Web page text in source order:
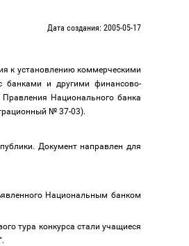
Дата создания: 2005-05-17
к установлению коммерческими
банками и другими финансово-
Национального банка
№ 37-03).
Документ направлен для
Национальным банком
тура конкурса стали учащиеся